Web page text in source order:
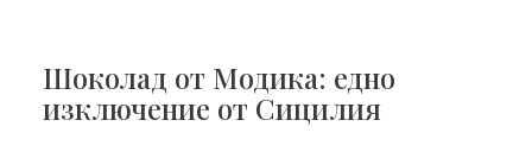
Шоколад от Модика: едно
изключение от Сицилия